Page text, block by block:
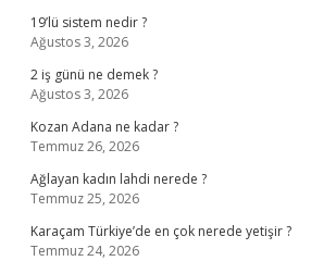
19’lü sistem nedir ?
Ağustos 3, 2026
2 iş günü ne demek ?
Ağustos 3, 2026
Kozan Adana ne kadar ?
Temmuz 26, 2026
Ağlayan kadın lahdi nerede ?
Temmuz 25, 2026
Karaçam Türkiye’de en çok nerede yetişir ?
Temmuz 24, 2026